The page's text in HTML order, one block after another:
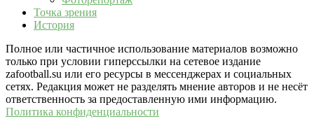
Точка зрения
История
Полное или частичное использование материалов возможно
только при условии гиперссылки на сетевое издание
zafootball.su или его ресурсы в мессенджерах и социальных
сетях. Редакция может не разделять мнение авторов и не несёт
ответственность за предоставленную ими информацию.
Политика конфиденциальности